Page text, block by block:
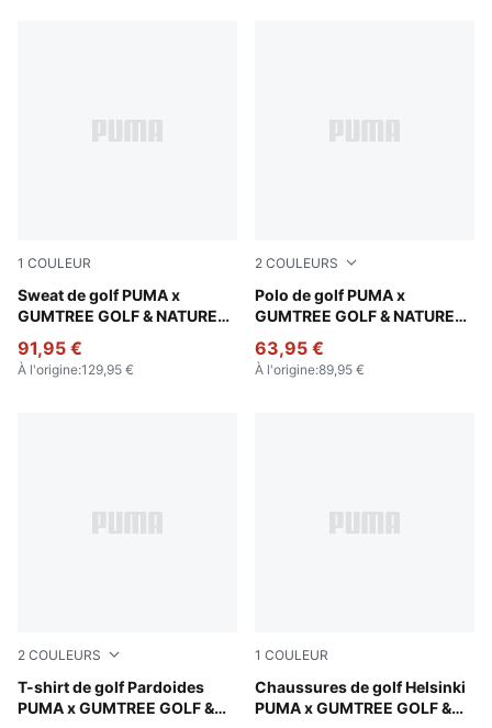
1 COULEUR
Sweat de golf PUMA x
GUMTREE GOLF & NATURE
Warm White Heather
91,95 €
À l'origine:129,95 €
2 COULEURS
Polo de golf PUMA x
GUMTREE GOLF & NATURE
Flat Dark Gray
63,95 €
À l'origine:89,95 €
2 COULEURS
T-shirt de golf Pardoides
PUMA x GUMTREE GOLF &
Warm White
1 COULEUR
Chaussures de golf Helsinki
PUMA x GUMTREE GOLF &
Warm White-Flat Dark